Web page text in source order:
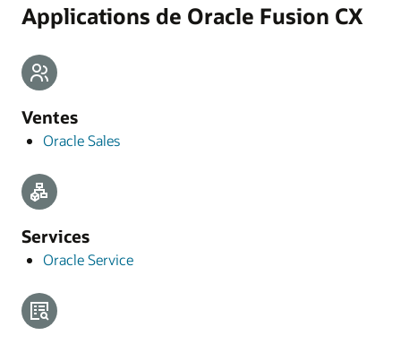
Applications de Oracle Fusion CX
Ventes
Oracle Sales
Services
Oracle Service